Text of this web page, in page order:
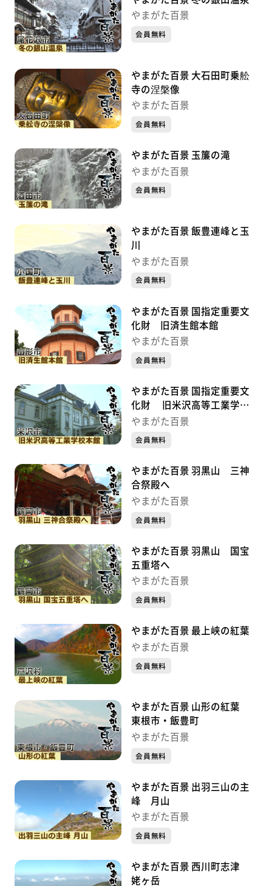
やまがた百景
会員無料
やまがた百景 大石田町乗舩
寺の涅槃像
やまがた百景
会員無料
やまがた百景 玉簾の滝
やまがた百景
会員無料
やまがた百景 飯豊連峰と玉
川
やまがた百景
会員無料
やまがた百景 国指定重要文
化財 旧済生館本館
やまがた百景
会員無料
やまがた百景 国指定重要文
化財 旧米沢高等工業学校
本館
やまがた百景
会員無料
やまがた百景 羽黒山 三神
合祭殿へ
やまがた百景
会員無料
やまがた百景 羽黒山 国宝
五重塔へ
やまがた百景
会員無料
やまがた百景 最上峡の紅葉
やまがた百景
会員無料
やまがた百景 山形の紅葉
東根市・飯豊町
やまがた百景
会員無料
やまがた百景 出羽三山の主
峰 月山
やまがた百景
会員無料
やまがた百景 西川町志津
姥ヶ岳